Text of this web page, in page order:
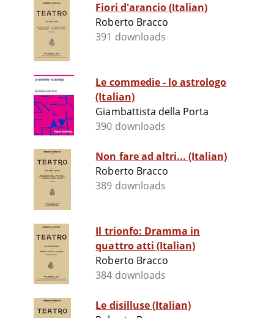
Fiori d'arancio (Italian)
Roberto Bracco
391 downloads
Le commedie - lo astrologo
(Italian)
Giambattista della Porta
390 downloads
Non fare ad altri... (Italian)
Roberto Bracco
389 downloads
Il trionfo: Dramma in
quattro atti (Italian)
Roberto Bracco
384 downloads
Le disilluse (Italian)